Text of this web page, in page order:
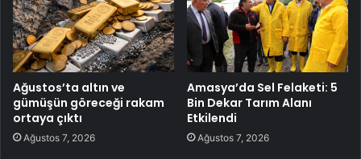
Ağustos’ta altın ve
gümüşün göreceği rakam
ortaya çıktı
Ağustos 7, 2026
Amasya’da Sel Felaketi: 5
Bin Dekar Tarım Alanı
Etkilendi
Ağustos 7, 2026